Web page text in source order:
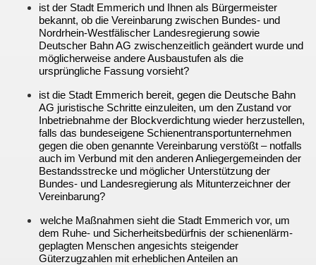
ist der Stadt Emmerich und Ihnen als Bürgermeister
bekannt, ob die Vereinbarung zwischen Bundes- und
Nordrhein-Westfälischer Landesregierung sowie
Deutscher Bahn AG zwischenzeitlich geändert wurde und
möglicherweise andere Ausbaustufen als die
ursprüngliche Fassung vorsieht?
ist die Stadt Emmerich bereit, gegen die Deutsche Bahn
AG juristische Schritte einzuleiten, um den Zustand vor
Inbetriebnahme der Blockverdichtung wieder herzustellen,
falls das bundeseigene Schienentransportunternehmen
gegen die oben genannte Vereinbarung verstößt – notfalls
auch im Verbund mit den anderen Anliegergemeinden der
Bestandsstrecke und möglicher Unterstützung der
Bundes- und Landesregierung als Mitunterzeichner der
Vereinbarung?
welche Maßnahmen sieht die Stadt Emmerich vor, um
dem Ruhe- und Sicherheitsbedürfnis der schienenlärm-
geplagten Menschen angesichts steigender
Güterzugzahlen mit erheblichen Anteilen an
2010